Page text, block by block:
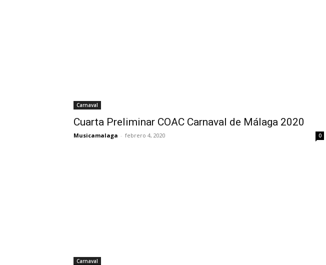
Carnaval
Cuarta Preliminar COAC Carnaval de Málaga 2020
Musicamalaga - febrero 4, 2020 0
Carnaval